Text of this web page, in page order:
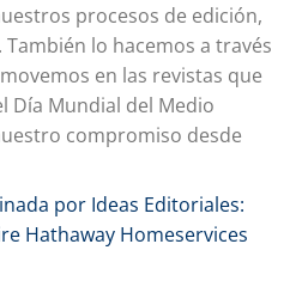
procesos de edición,
lo hacemos a través
en las revistas que
Día Mundial del Medio
compromiso desde
por Ideas Editoriales:
Hathaway Homeservices